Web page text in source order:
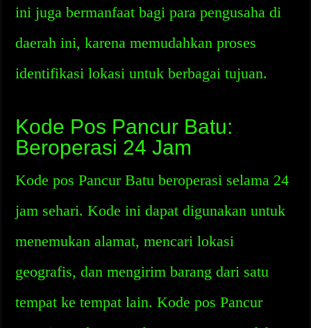
ini juga bermanfaat bagi para pengusaha di
daerah ini, karena memudahkan proses
identifikasi lokasi untuk berbagai tujuan.
Kode Pos Pancur Batu:
Beroperasi 24 Jam
Kode pos Pancur Batu beroperasi selama 24
jam sehari. Kode ini dapat digunakan untuk
menemukan alamat, mencari lokasi
geografis, dan mengirim barang dari satu
tempat ke tempat lain. Kode pos Pancur